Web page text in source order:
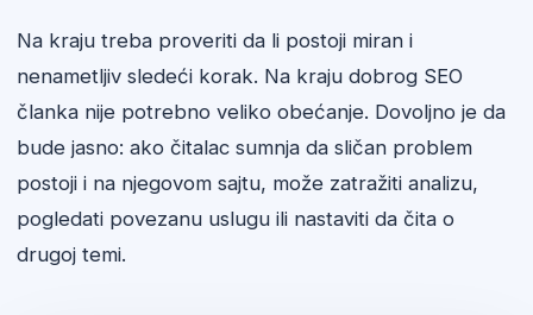
Na kraju treba proveriti da li postoji miran i
nenametljiv sledeći korak. Na kraju dobrog SEO
članka nije potrebno veliko obećanje. Dovoljno je da
bude jasno: ako čitalac sumnja da sličan problem
postoji i na njegovom sajtu, može zatražiti analizu,
pogledati povezanu uslugu ili nastaviti da čita o
drugoj temi.